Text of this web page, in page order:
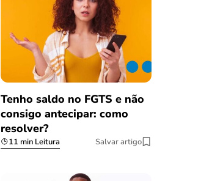
Tenho saldo no FGTS e não
consigo antecipar: como
resolver?
11 min Leitura Salvar artigo